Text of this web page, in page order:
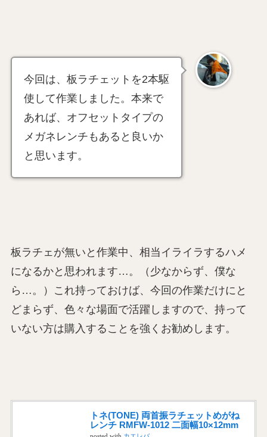
今回は、板ラチェットを2本駆
使して作業しました。本来で
あれば、オフセットタイプの
メガネレンチもあると良いか
と思います。
板ラチェが無いと作業中、相当イライラするハメ
になるかと思われます…。（少なからず、僕な
ら…。）これ持っておけば、今回の作業だけにと
どまらず、色々な場面で活躍しますので、持って
いない方は購入することを強くお勧めします。
トネ(TONE) 両首振ラチェットめがね
レンチ RMFW-1012 二面幅10×12mm